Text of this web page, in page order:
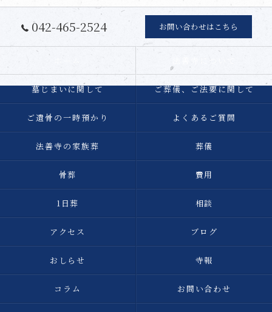
042-465-2524 お問い合わせはこちら
墓じまいに関して ご葬儀、ご法要に関して
ご遺骨の一時預かり よくあるご質問
法善寺の家族葬 葬儀
骨葬 費用
1日葬 相談
アクセス ブログ
おしらせ 寺報
コラム お問い合わせ